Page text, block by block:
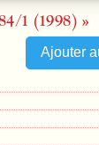
1 (1998) »